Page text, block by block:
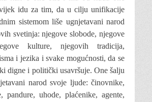
idu za tim, da u cilju unifikacije
sistemom liše ugnjetavani narod
svetinja: njegove slobode, njegove
kulture, njegovih tradicija,
i jezika i svake mogućnosti, da se
digne i politički usavršuje. One šalju
narod svoje ljude: činovnike,
pandure, uhode, plaćenike, agente,